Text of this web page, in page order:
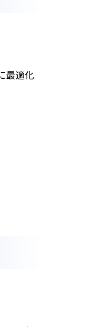
最適化